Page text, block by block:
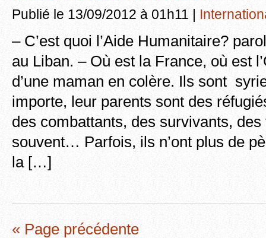
Publié le 13/09/2012 à 01h11 |
– C’est quoi l’Aide Humanitaire?
au Liban. – Où est la France, où est
d’une maman en colère. Ils sont
importe, leur parents sont des
des combattants, des survivants,
souvent… Parfois, ils n’ont plus de
la […]
« Page précédente